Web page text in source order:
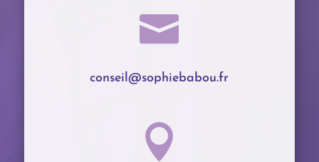

conseil@sophiebabou.fr
